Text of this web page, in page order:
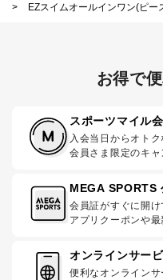
>
EZスイムオールインワン(ピー
お得で
スポーツマイル
入会当日からオト
会員さま限定のキャ
MEGA SPORTS
会員証がすぐに開け
アプリクーポンや最
オンラインサー
便利なオンライン